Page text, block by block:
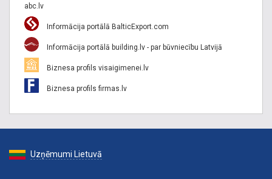
abc.lv
Informācija portālā BalticExport.com
Informācija portālā building.lv - par būvniecību Latvijā
Biznesa profils visaigimenei.lv
Biznesa profils firmas.lv
Uzņēmumi Lietuvā